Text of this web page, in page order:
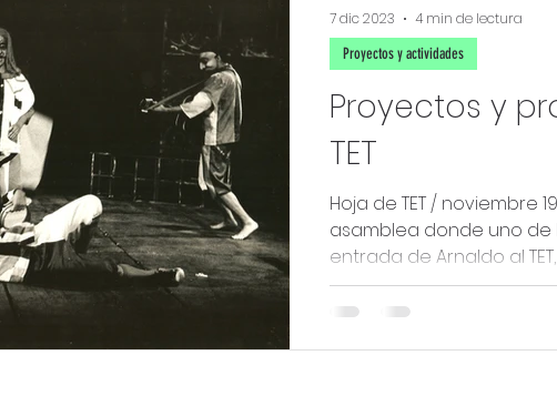
Reflexiones sobre el cine
Training
Proyectos y
TET
Hoja de TET / noviembre
asamblea donde uno de
entrada de Arnaldo al TET,
Proyectos y actividades
7 dic 2023 4 min de lectura